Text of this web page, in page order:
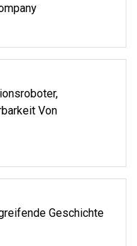
Von
Geschichte